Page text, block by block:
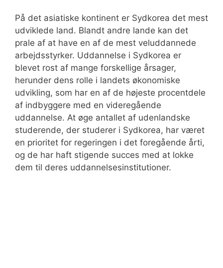
På det asiatiske kontinent er Sydkorea det mest
udviklede land. Blandt andre lande kan det
prale af at have en af de mest veluddannede
arbejdsstyrker. Uddannelse i Sydkorea er
blevet rost af mange forskellige årsager,
herunder dens rolle i landets økonomiske
udvikling, som har en af de højeste procentdele
af indbyggere med en videregående
uddannelse. At øge antallet af udenlandske
studerende, der studerer i Sydkorea, har været
en prioritet for regeringen i det foregående årti,
og de har haft stigende succes med at lokke
dem til deres uddannelsesinstitutioner.